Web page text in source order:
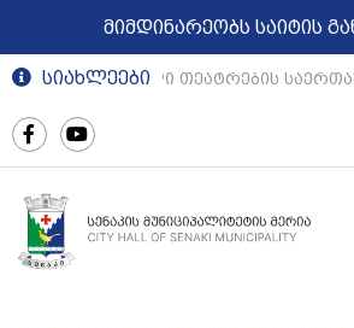
მიმდინარეობს საიტის
სიახლეები
რეგიონული თეატრების